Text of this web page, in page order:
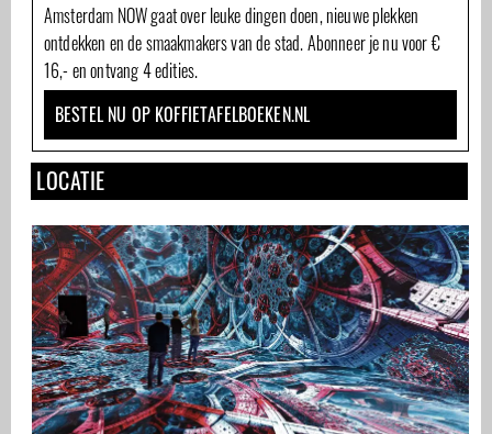
Amsterdam NOW gaat over leuke dingen doen, nieuwe plekken
ontdekken en de smaakmakers van de stad. Abonneer je nu voor €
16,- en ontvang 4 edities.
BESTEL NU OP KOFFIETAFELBOEKEN.NL
LOCATIE